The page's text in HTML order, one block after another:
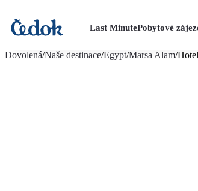
Last MinutePobytové
Dovolená/Naše destinace/Egypt/Marsa Alam/